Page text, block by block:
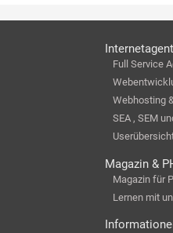
Full Service
Webhosting
SEA , SEM
Magazin &
Magazin für
Lernen mit